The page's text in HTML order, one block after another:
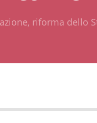
riforma dello